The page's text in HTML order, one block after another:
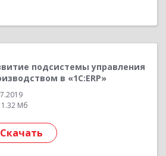
подсистемы управления
в «1С:ERP»
Мб
Скачать